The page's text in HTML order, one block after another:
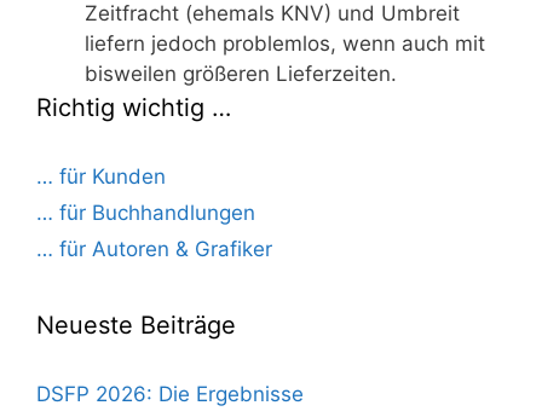
Zeitfracht (ehemals KNV) und Umbreit
liefern jedoch problemlos, wenn auch mit
bisweilen größeren Lieferzeiten.
Richtig wichtig …
… für Kunden
… für Buchhandlungen
… für Autoren & Grafiker
Neueste Beiträge
DSFP 2026: Die Ergebnisse